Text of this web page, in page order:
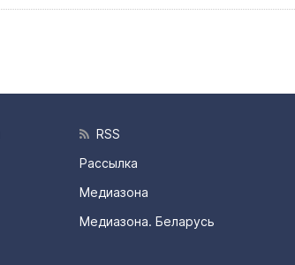
RSS
Рассылка
Медиазона
Медиазона. Беларусь